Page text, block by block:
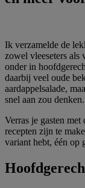
Ik verzamelde de
zowel vleeseters als
onder in
daarbij veel oude
aardappelsalade,
snel aan zou denken.
Verras je gasten
recepten zijn te
variant hebt, één op